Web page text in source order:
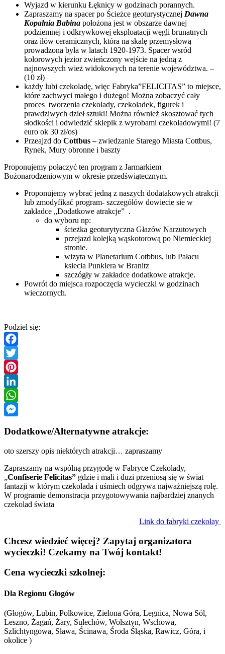
Wyjazd w kierunku Łęknicy w godzinach porannych.
Zapraszamy na spacer po Ścieżce geoturystycznej Dawna
Kopalnia Babina położona jest w obszarze dawnej
podziemnej i odkrywkowej eksploatacji węgli brunatnych
oraz iłów ceramicznych, która na skalę przemysłową
prowadzona była w latach 1920-1973. Spacer wsród
kolorowych jezior zwieńczony wejście na jedną z
najnowszych wież widokowych na terenie województwa. –
(10 zł)
każdy lubi czekoladę, więc Fabryka”FELICITAS” to miejsce,
które zachwyci małego i dużego! Można zobaczyć cały
proces tworzenia czekolady, czekoladek, figurek i
prawdziwych dzieł sztuki! Można również skosztować tych
słodkości i odwiedzić sklepik z wyrobami czekoladowymi! (7
euro ok 30 zł/os)
Przeajzd do Cottbus –zwiedzanie Starego Miasta Cottbus,
Rynek, Mury obronne i baszty
Proponujemy połaczyć ten program z Jarmarkiem
Bożonarodzeniowym w okresie przedświątecznym.
Proponujemy wybrać jedną z naszych dodatakowych atrakcji
lub zmodyfikać program- szczegółów dowiecie sie w
zakładce „Dodatkowe atrakcje” .
do wyboru np:
ścieżka geoturytyczna Głazów Narzutowych
przejazd kolejką wąskotorową po Niemieckiej
stronie.
wizyta w Planetarium Cotbbus, lub Pałacu
ksiecia Punklera w Branitz
szczógły w zakładce dodatkowe atrakcje.
Powrót do miejsca rozpoczęcia wycieczki w godzinach
wieczornych.
Podziel się:
Facebook
Twitter
Pinterest
LinkedIn
WhatsApp
Dodatkowe/Alternatywne atrakcje:
oto szerszy opis niektórych atrakcji… zapraszamy
Zapraszamy na wspólną przygodę w Fabryce Czekolady,
„Confiserie Felicitas” gdzie i mali i duzi przeniosą się w świat
fantazji w którym czekolada i uśmiech odgrywa najważniejszą rolę.
W programie demonstracja przygotowywania najbardziej znanych
czekolad świata
Link do fabryki czekolay
Chcesz wiedzieć więcej? Zapytaj organizatora
wycieczki! Czekamy na Twój kontakt!
Cena wycieczki szkolnej:
Dla Regionu Głogów
(Głogów, Lubin, Polkowice, Zielona Góra, Legnica, Nowa Sól,
Leszno, Żagań, Żary, Sulechów, Wolsztyn, Wschowa,
Szlichtyngowa, Sława, Ścinawa, Środa Śląska, Rawicz, Góra, i
okolice )